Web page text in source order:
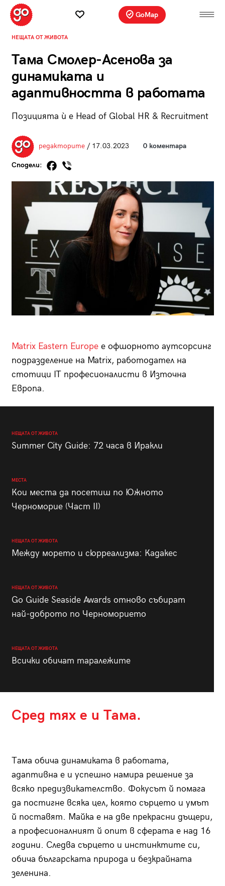
GoMap
НЕЩАТА ОТ ЖИВОТА
Тама Смолер-Асенова за
динамиката и
адаптивността в работата
Позицията ѝ е Head of Global HR & Recruitment
редакторите/ 17.03.2023 0 коментара
Сподели:
Matrix Eastern Europeе офшорното аутсорсинг
подразделение на Matrix, работодател на
стотици IT професионалисти в Източна
Европа.
НЕЩАТА ОТ ЖИВОТА
Summer City Guide: 72 часа в Иракли
МЕСТА
Кои места да посетиш по Южното
Черноморие (Част II)
НЕЩАТА ОТ ЖИВОТА
Между морето и сюрреализма: Кадакес
НЕЩАТА ОТ ЖИВОТА
Go Guide Seaside Awards отново събират
най-доброто по Черноморието
НЕЩАТА ОТ ЖИВОТА
Всички обичат таралежите
Сред тях е и Тама.
Тама обича динамиката в работата,
адаптивна е и успешно намира решение за
всяко предизвикателство. Фокусът й помага
да постигне всяка цел, която сърцето и умът
й поставят. Майка е на две прекрасни дъщери,
а професионалният й опит в сферата е над 16
години. Следва сърцето и инстинктите си,
обича българската природа и безкрайната
зеленина.